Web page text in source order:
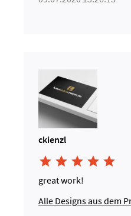
ckienzl
    
great work!
Alle Designs aus dem